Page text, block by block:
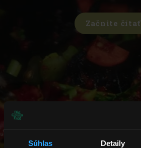
Súhlas Detaily
Začnite čítať